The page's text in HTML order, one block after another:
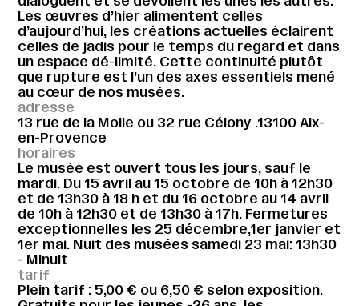
adresse
13 rue de la Molle ou 32 rue Célony .13100 Aix-
en-Provence
horaires
Le musée est ouvert tous les jours, sauf le
mardi. Du 15 avril au 15 octobre de 10h à 12h30
et de 13h30 à 18 h et du 16 octobre au 14 avril
de 10h à 12h30 et de 13h30 à 17h. Fermetures
exceptionnelles les 25 décembre,1er janvier et
1er mai. Nuit des musées samedi 23 mai: 13h30
- Minuit
tarif
Plein tarif : 5,00 € ou 6,50 € selon exposition.
Les œuvres d’hier alimentent celles
d’aujourd’hui, les créations actuelles éclairent
celles de jadis pour le temps du regard et dans
un espace dé-limité. Cette continuité plutôt
que rupture est l’un des axes essentiels mené
au cœur de nos musées.